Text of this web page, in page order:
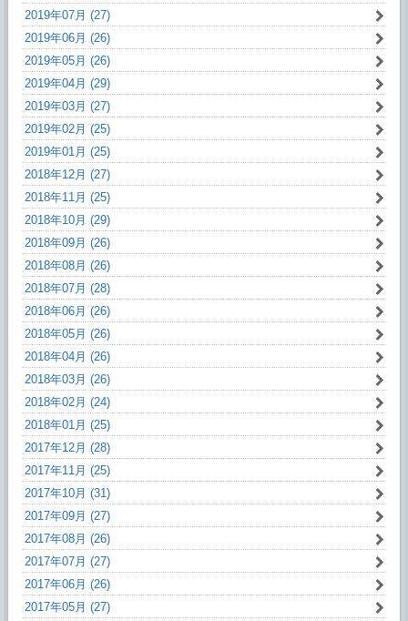
2019年07月 (27)
2019年06月 (26)
2019年05月 (26)
2019年04月 (29)
2019年03月 (27)
2019年02月 (25)
2019年01月 (25)
2018年12月 (27)
2018年11月 (25)
2018年10月 (29)
2018年09月 (26)
2018年08月 (26)
2018年07月 (28)
2018年06月 (26)
2018年05月 (26)
2018年04月 (26)
2018年03月 (26)
2018年02月 (24)
2018年01月 (25)
2017年12月 (28)
2017年11月 (25)
2017年10月 (31)
2017年09月 (27)
2017年08月 (26)
2017年07月 (27)
2017年06月 (26)
2017年05月 (27)